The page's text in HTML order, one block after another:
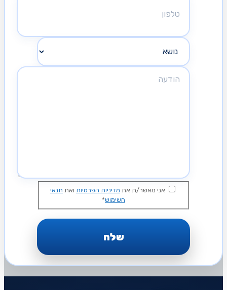
אני מאשר/ת את מדיניות הפרטיות ואת תנאי
השימוש*